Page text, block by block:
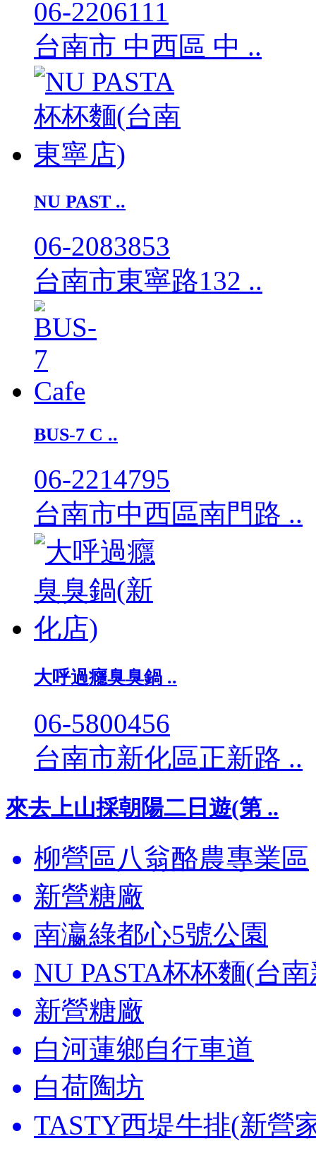
06-2206111
台南市 中西區 中 ..
NU PAST ..
06-2083853
台南市東寧路132 ..
BUS-7 C ..
06-2214795
台南市中西區南門路 ..
大呼過癮臭臭鍋 ..
06-5800456
台南市新化區正新路 ..
來去上山採朝陽二日遊(第 ..
柳營區八翁酪農專業區
新營糖廠
南瀛綠都心5號公園
NU PASTA杯杯麵(台
新營糖廠
白河蓮鄉自行車道
白荷陶坊
TASTY西堤牛排(新營